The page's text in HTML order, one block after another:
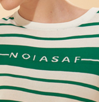
求債權轉讓予恩沛科技股份有限公
２．關於個人資料處理事宜，請瀏
https://aftee.tw/terms/#terms3
３．未成年的使用者請事先徵得
「AFTEE先享後付」，若未經同
任。
４．使用「AFTEE先享後付」時
即時審查核予不同之上限額度；
結果請求用戶進行身份認證。
５．嚴禁一人註冊多個帳號或使
形，恩沛科技股份有限公司將有